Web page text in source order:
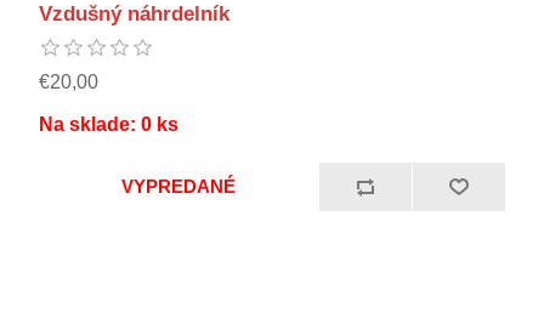
Vzdušný náhrdelník
€20,00
Na sklade: 0 ks